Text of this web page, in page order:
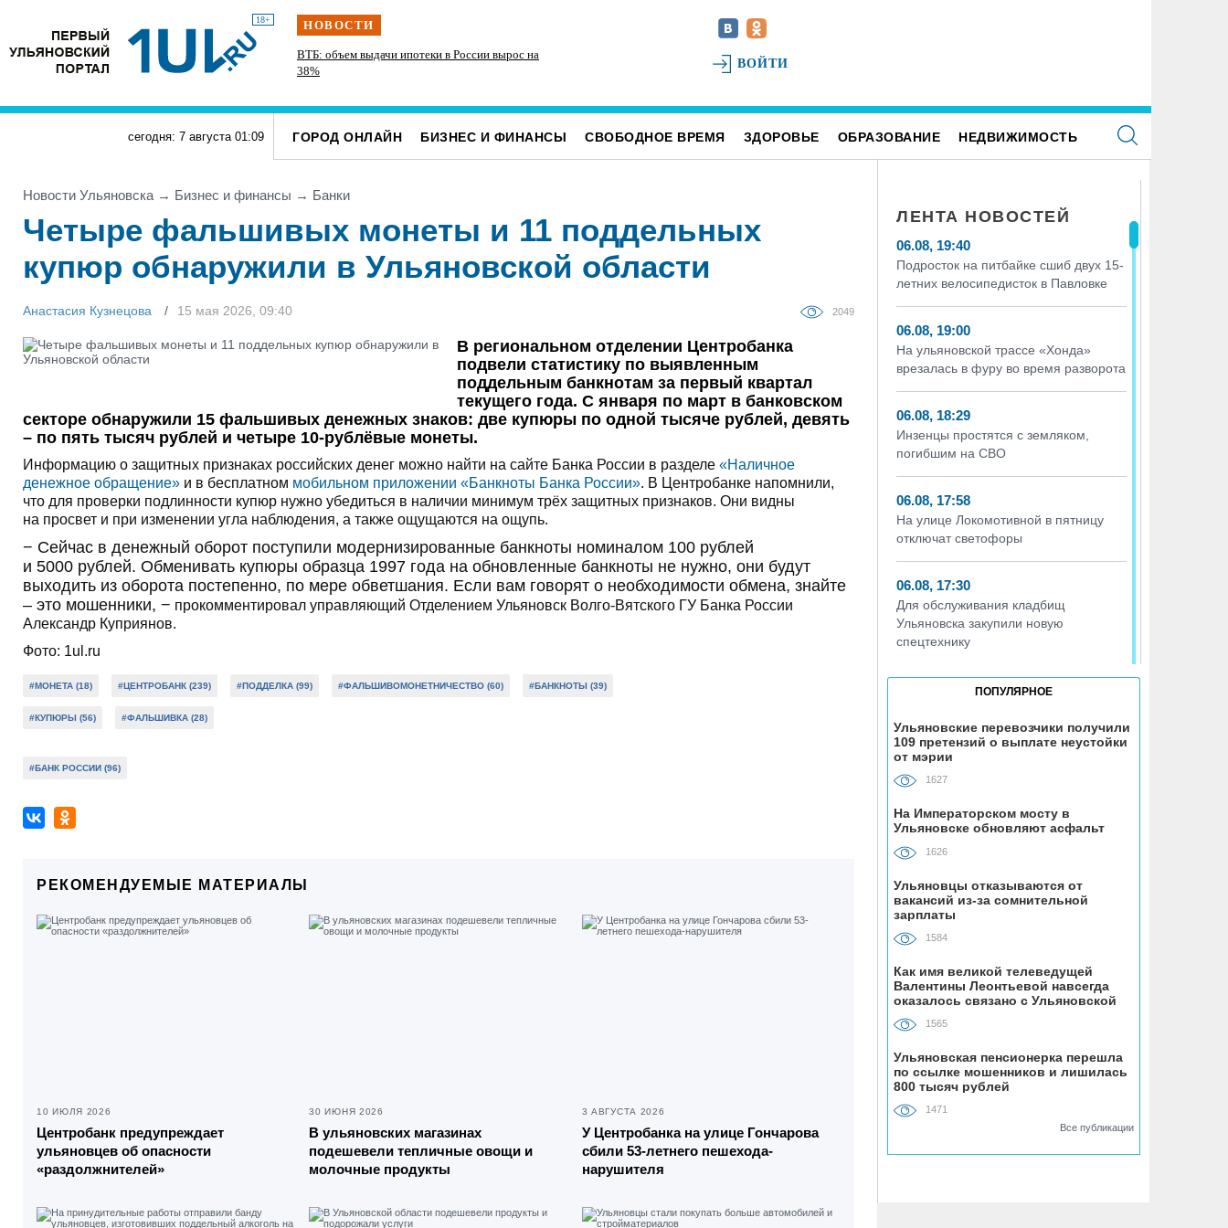
18+ НОВОСТИ
ВТБ: объем выдачи ипотеки в России вырос на
38%
ВОЙТИ
сегодня: 7 августа 01:09 ГОРОД ОНЛАЙН БИЗНЕС И ФИНАНСЫ СВОБОДНОЕ ВРЕМЯ ЗДОРОВЬЕ ОБРАЗОВАНИЕ НЕДВИЖИМОСТЬ
Новости Ульяновска → Бизнес и финансы → Банки
Четыре фальшивых монеты и 11 поддельных
купюр обнаружили в Ульяновской области
Анастасия Кузнецова 15 мая 2026, 09:40 2049
В региональном отделении Центробанка
подвели статистику по выявленным
поддельным банкнотам за первый квартал
текущего года. С января по март в банковском
секторе обнаружили 15 фальшивых денежных знаков: две купюры по одной тысяче рублей, девять
– по пять тысяч рублей и четыре 10-рублёвые монеты.
Информацию о защитных признаках российских денег можно найти на сайте Банка России в разделе «Наличное
денежное обращение» и в бесплатном мобильном приложении «Банкноты Банка России». В Центробанке напомнили,
что для проверки подлинности купюр нужно убедиться в наличии минимум трёх защитных признаков. Они видны
на просвет и при изменении угла наблюдения, а также ощущаются на ощупь.
− Сейчас в денежный оборот поступили модернизированные банкноты номиналом 100 рублей
и 5000 рублей. Обменивать купюры образца 1997 года на обновленные банкноты не нужно, они будут
выходить из оборота постепенно, по мере обветшания. Если вам говорят о необходимости обмена, знайте
– это мошенники, − прокомментировал управляющий Отделением Ульяновск Волго-Вятского ГУ Банка России
Александр Куприянов.
Фото: 1ul.ru
#МОНЕТА (18) #ЦЕНТРОБАНК (239) #ПОДДЕЛКА (99) #ФАЛЬШИВОМОНЕТНИЧЕСТВО (60) #БАНКНОТЫ (39)
#КУПЮРЫ (56) #ФАЛЬШИВКА (28)
#БАНК РОССИИ (96)
РЕКОМЕНДУЕМЫЕ МАТЕРИАЛЫ
10 ИЮЛЯ 2026
Центробанк предупреждает
ульяновцев об опасности
«раздолжнителей»
30 ИЮНЯ 2026
В ульяновских магазинах
подешевели тепличные овощи и
молочные продукты
3 АВГУСТА 2026
У Центробанка на улице Гончарова
сбили 53-летнего пешехода-
нарушителя
ЛЕНТА НОВОСТЕЙ
06.08, 19:40
Подросток на питбайке сшиб двух 15-
летних велосипедисток в Павловке
06.08, 19:00
На ульяновской трассе «Хонда»
врезалась в фуру во время разворота
06.08, 18:29
Инзенцы простятся с земляком,
погибшим на СВО
06.08, 17:58
На улице Локомотивной в пятницу
отключат светофоры
06.08, 17:30
Для обслуживания кладбищ
Ульяновска закупили новую
спецтехнику
смена категорий кешбэка создает
волны спроса
06.08, 17:00
В ульяновской школе №7
устанавливают «умные» тренажёры с
QR-кодами
06.08, 16:22
В Ульяновске на месяц перекрыли
участок улицы Ефремова
06.08, 15:59
На здании травмпункта в Ульяновске
появилась мемориальная доска в
честь Рылеева
06.08, 15:29
Прокурор Теребунов нашёл
нарушения в ульяновской колонии
ПОПУЛЯРНОЕ
Ульяновские перевозчики получили
109 претензий о выплате неустойки
от мэрии
1627
На Императорском мосту в
Ульяновске обновляют асфальт
1626
Ульяновцы отказываются от
вакансий из-за сомнительной
зарплаты
1584
Как имя великой телеведущей
Валентины Леонтьевой навсегда
оказалось связано с Ульяновской
областью
1565
Ульяновская пенсионерка перешла
по ссылке мошенников и лишилась
800 тысяч рублей
1471
Все публикации